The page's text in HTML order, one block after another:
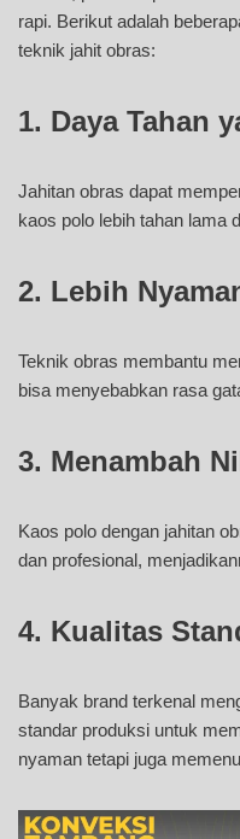
rapi. Berikut adalah
teknik jahit obras:
1. Daya Tahan
Jahitan obras dapat
kaos polo lebih tahan lama
2. Lebih
Teknik obras membantu
bisa menyebabkan rasa
3. Menambah
Kaos polo dengan jahitan
dan profesional,
4. Kualitas
Banyak brand terkenal
standar produksi untuk
nyaman tetapi juga